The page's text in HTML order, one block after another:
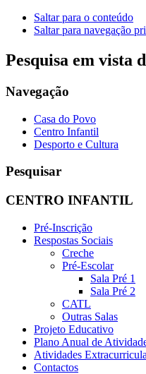
Saltar para o conteúdo
Saltar para navegação
Pesquisa em vista
Navegação
Casa do Povo
Centro Infantil
Desporto e Cultura
Pesquisar
CENTRO INFANTIL
Pré-Inscrição
Respostas Sociais
Creche
Pré-Escolar
Sala Pré 1
Sala Pré 2
CATL
Outras Salas
Projeto Educativo
Plano Anual de
Atividades
Contactos